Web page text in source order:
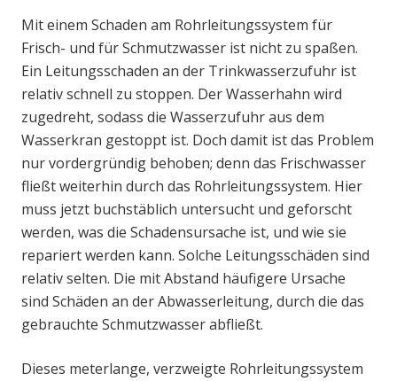
Mit einem Schaden am Rohrleitungssystem für
Frisch- und für Schmutzwasser ist nicht zu spaßen.
Ein Leitungsschaden an der Trinkwasserzufuhr ist
relativ schnell zu stoppen. Der Wasserhahn wird
zugedreht, sodass die Wasserzufuhr aus dem
Wasserkran gestoppt ist. Doch damit ist das Problem
nur vordergründig behoben; denn das Frischwasser
fließt weiterhin durch das Rohrleitungssystem. Hier
muss jetzt buchstäblich untersucht und geforscht
werden, was die Schadensursache ist, und wie sie
repariert werden kann. Solche Leitungsschäden sind
relativ selten. Die mit Abstand häufigere Ursache
sind Schäden an der Abwasserleitung, durch die das
gebrauchte Schmutzwasser abfließt.
Dieses meterlange, verzweigte Rohrleitungssystem